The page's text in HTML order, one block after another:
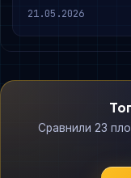
21.05.2026
Сравнили 23